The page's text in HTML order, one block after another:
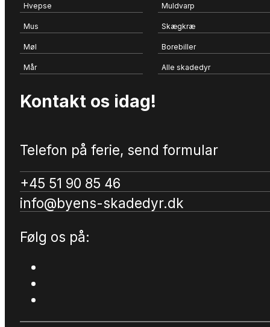
Hvepse Muldvarp
Mus Skægkræ
Møl Borebiller
Mår Alle skadedyr
Kontakt os idag!
Telefon på ferie, send formular
+45 51 90 85 46
info@byens-skadedyr.dk
Følg os på: